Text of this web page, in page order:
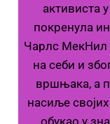
активиста
покренула
Чарлс МекНил
на себи и
вршњака, а
насиље
обукао у